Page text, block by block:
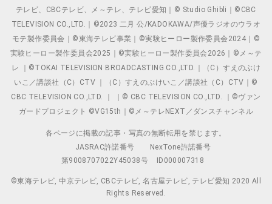
テレビ、CBCテレビ、メ～テレ、テレビ愛知｜© Studio Ghibli｜©CBC
TELEVISION CO.,LTD.｜©2023 二月 公/KADOKAWA/声優ラジオのウラオ
モテ製作委員会｜©東海テレビ事業｜©実験ヒーロー製作委員会2024｜©
実験ヒーロー製作委員会2025｜©実験ヒーロー製作委員会2026｜©メ～テ
レ ｜©TOKAI TELEVISION BROADCASTING CO.,LTD.｜（C）すえのぶけ
いこ／講談社（C）CTV ｜（C）すえのぶけいこ／講談社（C）CTV｜©
CBC TELEVISION CO.,LTD. ｜ ｜© CBC TELEVISION CO.,LTD. ｜©ヴァン
ガードプロジェクト ©VG15th｜©メ～テレNEXT／ダンスチャンネル
各ページに掲載の記事・写真の無断転用を禁じます。
JASRAC許諾番号
NexTone許諾番号
第9008707022Y45038号
ID000007318
©東海テレビ, 中京テレビ, CBCテレビ, 名古屋テレビ, テレビ愛知 2020 All
Rights Reserved.